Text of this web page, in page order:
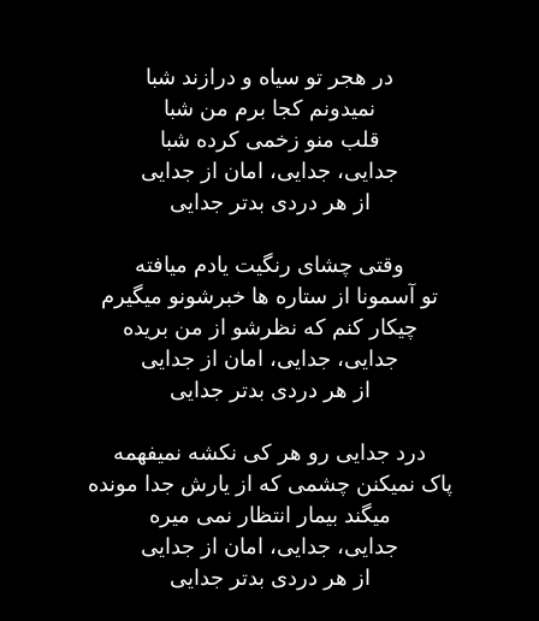
در هجر تو سیاه و درازند شبا
نمیدونم کجا برم من شبا
قلب منو زخمی کرده شبا
جدایی، جدایی، امان از جدایی
از هر دردی بدتر جدایی
وقتی چشای رنگیت یادم میافته
تو آسمونا از ستاره ها خبرشونو میگیرم
چیکار کنم که نظرشو از من بریده
جدایی، جدایی، امان از جدایی
از هر دردی بدتر جدایی
درد جدایی رو هر کی نکشه نمیفهمه
پاک نمیکنن چشمی که از یارش جدا مونده
میگند بیمار انتظار نمی میره
جدایی، جدایی، امان از جدایی
از هر دردی بدتر جدایی